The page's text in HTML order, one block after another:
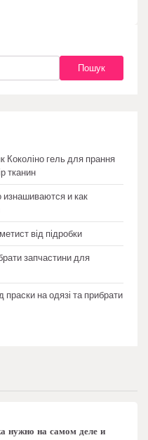
Пошук
Коколіно гель для прання
тканин
и как
від підробки
запчастини для
праски на одязі та прибрати
нужно на самом деле и